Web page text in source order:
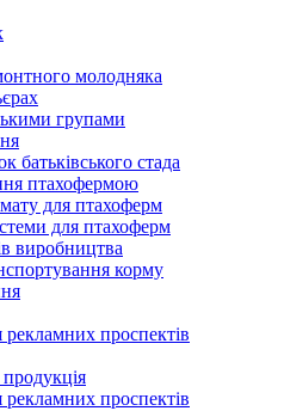
молодняка
групами
батьківського стада
птахофермою
для птахоферм
для птахоферм
виробництва
корму
проспектів
проспектів